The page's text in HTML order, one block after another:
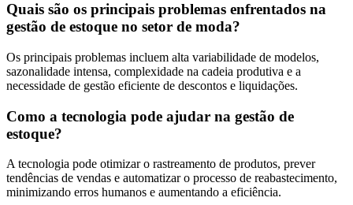
Quais são os principais problemas enfrentados na
gestão de estoque no setor de moda?
Os principais problemas incluem alta variabilidade de modelos,
sazonalidade intensa, complexidade na cadeia produtiva e a
necessidade de gestão eficiente de descontos e liquidações.
Como a tecnologia pode ajudar na gestão de
estoque?
A tecnologia pode otimizar o rastreamento de produtos, prever
tendências de vendas e automatizar o processo de reabastecimento,
minimizando erros humanos e aumentando a eficiência.